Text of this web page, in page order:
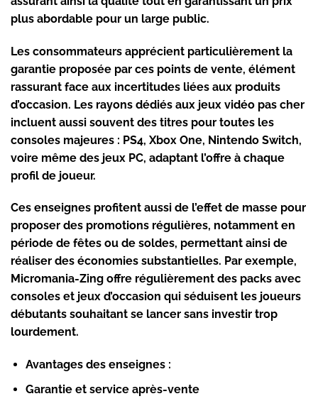
plus abordable pour un large public.
Les consommateurs apprécient particulièrement la
garantie proposée par ces points de vente, élément
rassurant face aux incertitudes liées aux produits
d’occasion. Les rayons dédiés aux jeux vidéo pas cher
incluent aussi souvent des titres pour toutes les
consoles majeures : PS4, Xbox One, Nintendo Switch,
voire même des jeux PC, adaptant l’offre à chaque
profil de joueur.
Ces enseignes profitent aussi de l’effet de masse pour
proposer des promotions régulières, notamment en
période de fêtes ou de soldes, permettant ainsi de
réaliser des économies substantielles. Par exemple,
Micromania-Zing offre régulièrement des packs avec
consoles et jeux d’occasion qui séduisent les joueurs
débutants souhaitant se lancer sans investir trop
lourdement.
Avantages des enseignes :
Garantie et service après-vente